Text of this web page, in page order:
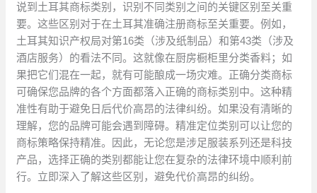
说到土耳其商标类别，识别不同类别之间的关键区别至关重
要。这些区别对于在土耳其准确注册商标至关重要。例如，
土耳其知识产权局对第16类（涉及纸制品）和第43类（涉及
酒店服务）的看法不同。这就像在厨房橱柜里分类香料；如
果把它们混在一起，就有可能酿成一场灾难。正确分类商标
可确保您品牌的各个方面都落入正确的商标类别中。这种精
准性有助于避免日后代价高昂的法律纠纷。如果没有清晰的
理解，您的品牌可能会遇到障碍。精准定位类别可以让您的
商标策略保持精准。因此，无论您是涉足服装系列还是科技
产品，选择正确的类别都能让您在复杂的法律环境中顺利前
行。立即深入了解这些区别，避免代价高昂的纠纷。